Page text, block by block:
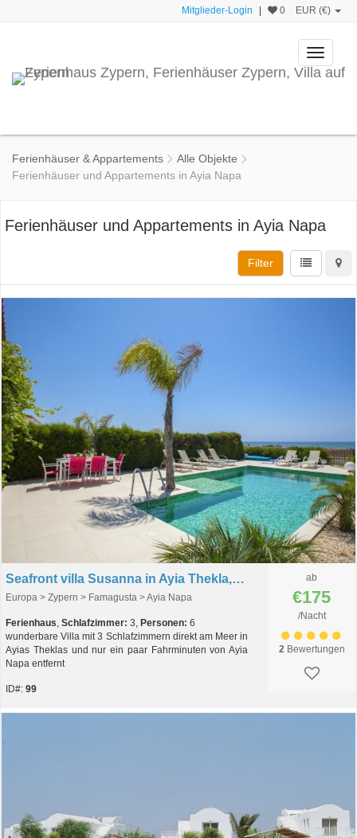
Mitglieder-Login 0 EUR (€)
Toggle
Ferienhäuser & Appartements
Alle Objekte
Ferienhäuser und Appartements in Ayia Napa
Ferienhäuser und Appartements in Ayia Napa
Filter
Seafront villa Susanna in Ayia Thekla, Zypern
Europa > Zypern > Famagusta > Ayia Napa
Ferienhaus, Schlafzimmer: 3, Personen: 6
wunderbare Villa mit 3 Schlafzimmern direkt am Meer in
Ayias Theklas und nur ein paar Fahrminuten von Ayia
Napa entfernt
ID#: 99
ab
€175
/Nacht
2Bewertungen